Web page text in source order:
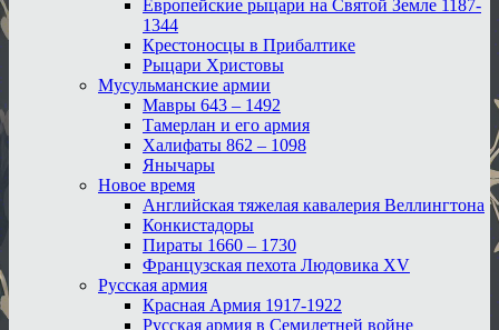
Европейские рыцари на Святой Земле 1187-
1344
Крестоносцы в Прибалтике
Рыцари Христовы
Мусульманские армии
Мавры 643 – 1492
Тамерлан и его армия
Халифаты 862 – 1098
Янычары
Новое время
Английская тяжелая кавалерия Веллингтона
Конкистадоры
Пираты 1660 – 1730
Французская пехота Людовика XV
Русская армия
Красная Армия 1917-1922
Русская армия в Семилетней войне